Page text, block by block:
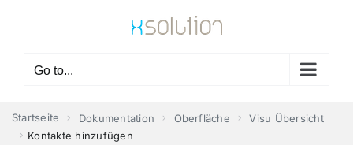
Go to...
Startseite Dokumentation Oberfläche
Visu Übersicht
Kontakte hinzufügen